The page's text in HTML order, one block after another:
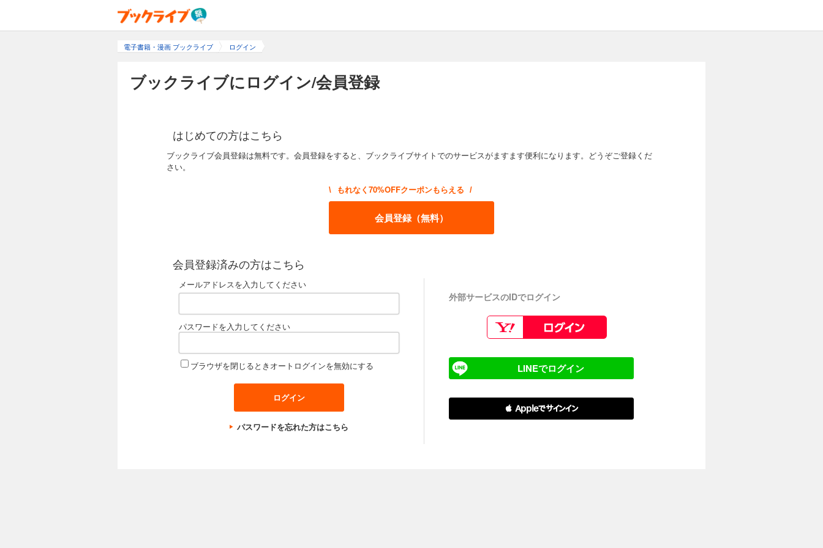
電子書籍・漫画 ブックライブ ログイン
ブックライブにログイン/会員登録
はじめての方はこちら
ブックライブ会員登録は無料です。会員登録をすると、ブックライブサイトでのサービスがますます便利になります。どうぞご登録くだ
さい。
\ もれなく70%OFFクーポンもらえる /
会員登録（無料）
会員登録済みの方はこちら
メールアドレスを入力してください
パスワードを入力してください
ブラウザを閉じるときオートログインを無効にする
パスワードを忘れた方はこちら
外部サービスのIDでログイン
LINEでログイン
 Appleでサインイン